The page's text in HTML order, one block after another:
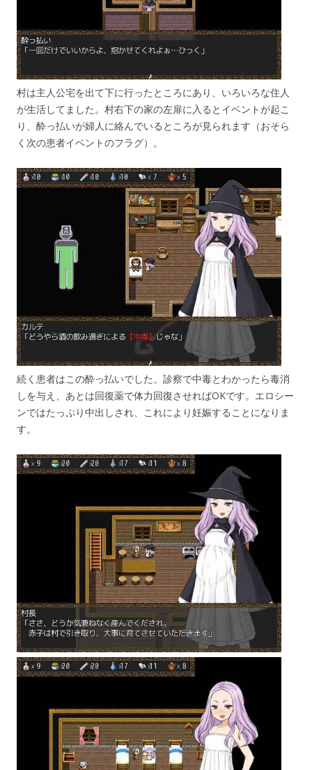
村は主人公宅を出て下に行ったところにあり、いろいろな住人
が生活してました。村右下の家の左扉に入るとイベントが起こ
り、酔っ払いが婦人に絡んでいるところが見られます（おそら
く次の患者イベントのフラグ）。
続く患者はこの酔っ払いでした。診察で中毒とわかったら毒消
しを与え、あとは回復薬で体力回復させればOKです。エロシー
ンではたっぷり中出しされ、これにより妊娠することになりま
す。